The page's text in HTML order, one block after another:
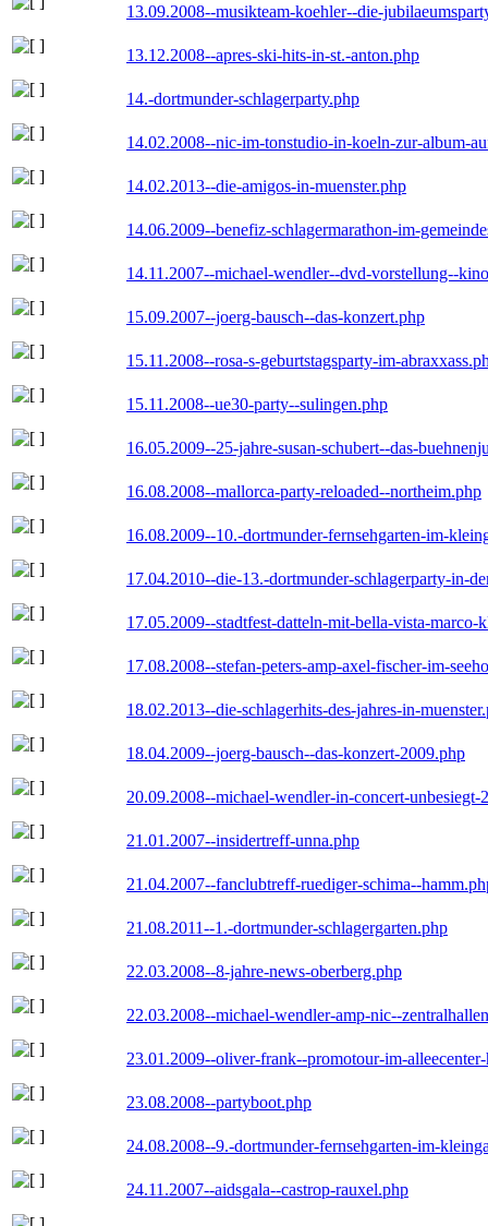
13.09.2008--musikteam-koehler--die-
13.12.2008--apres-ski-hits-in-st.-anton.php
14.-dortmunder-schlagerparty.php
14.02.2008--nic-im-tonstudio-in-koeln-zur-album-
14.02.2013--die-amigos-in-muenster.php
14.06.2009--benefiz-schlagermarathon-im-
14.11.2007--michael-wendler--dvd-vorstellung--
15.09.2007--joerg-bausch--das-konzert.php
15.11.2008--rosa-s-geburtstagsparty-im-
15.11.2008--ue30-party--sulingen.php
16.05.2009--25-jahre-susan-schubert--das-
16.08.2008--mallorca-party-reloaded--northeim.php
16.08.2009--10.-dortmunder-fernsehgarten-im-
17.04.2010--die-13.-dortmunder-schlagerparty-in-
17.05.2009--stadtfest-datteln-mit-bella-vista-marco-
17.08.2008--stefan-peters-amp-axel-fischer-im-
18.02.2013--die-schlagerhits-des-jahres-in-
18.04.2009--joerg-bausch--das-konzert-2009.php
20.09.2008--michael-wendler-in-concert-unbesiegt-
21.01.2007--insidertreff-unna.php
21.04.2007--fanclubtreff-ruediger-schima--
21.08.2011--1.-dortmunder-schlagergarten.php
22.03.2008--8-jahre-news-oberberg.php
22.03.2008--michael-wendler-amp-nic--
23.01.2009--oliver-frank--promotour-im-
23.08.2008--partyboot.php
24.08.2008--9.-dortmunder-fernsehgarten-im-
24.11.2007--aidsgala--castrop-rauxel.php